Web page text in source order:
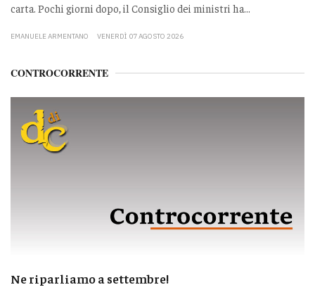
carta. Pochi giorni dopo, il Consiglio dei ministri ha...
EMANUELE ARMENTANO VENERDÌ 07 AGOSTO 2026
CONTROCORRENTE
Ne riparliamo a settembre!